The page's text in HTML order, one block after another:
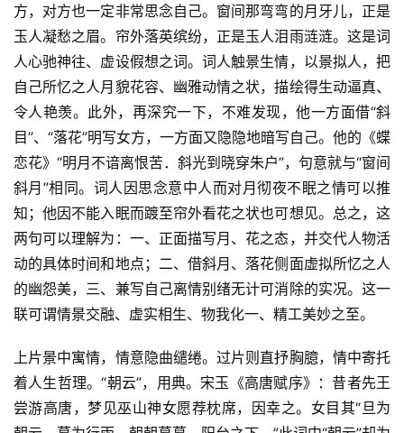
方，对方也一定非常思念自己。窗间那弯弯的月牙儿，正是
玉人凝愁之眉。帘外落英缤纷，正是玉人泪雨涟涟。这是词
人心驰神往、虚设假想之词。词人触景生情，以景拟人，把
自己所忆之人月貌花容、幽雅动情之状，描绘得生动逼真、
令人艳羡。此外，再深究一下，不难发现，他一方面借“斜
目”、“落花”明写女方，一方面又隐隐地暗写自己。他的《蝶
恋花》“明月不谙离恨苦．斜光到晓穿朱户”，句意就与“窗间
斜月”相同。词人因思念意中人而对月彻夜不眠之情可以推
知；他因不能入眠而踱至帘外看花之状也可想见。总之，这
两句可以理解为：一、正面描写月、花之态，并交代人物活
动的具体时间和地点；二、借斜月、落花侧面虚拟所忆之人
的幽怨美，三、兼写自己离情别绪无计可消除的实况。这一
联可谓情景交融、虚实相生、物我化一、精工美妙之至。
上片景中寓情，情意隐曲缱绻。过片则直抒胸臆，情中寄托
着人生哲理。“朝云”，用典。宋玉《高唐赋序》：昔者先王
尝游高唐，梦见巫山神女愿荐枕席，因幸之。女目其“旦为